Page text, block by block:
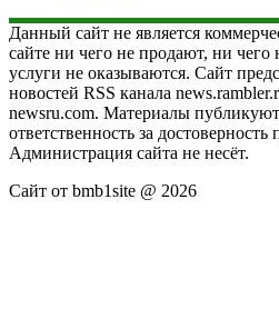
Данный сайт не является
сайте ни чего не продают, ни
услуги не оказываются. Сайт
новостей RSS канала
newsru.com. Материалы
ответственность за
Администрация сайта не несёт.
Сайт от bmb1site @ 2026